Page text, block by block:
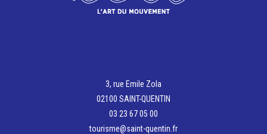
https://www.lesrestaurantsnicolaspierre.com/le-
3, rue Emile Zola
02100 SAINT-QUENTIN
03 23 67 05 00
tourisme@saint-quentin.fr